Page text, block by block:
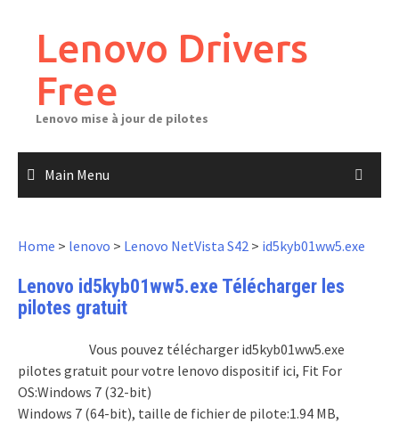
contentLenovo Drivers
Free
Lenovo mise à jour de pilotes
Main Menu
Home > lenovo > Lenovo NetVista S42 > id5kyb01ww5.exe
Lenovo id5kyb01ww5.exe Télécharger les
pilotes gratuit
Vous pouvez télécharger id5kyb01ww5.exe
pilotes gratuit pour votre lenovo dispositif ici, Fit For
OS:Windows 7 (32-bit)
Windows 7 (64-bit), taille de fichier de pilote:1.94 MB,